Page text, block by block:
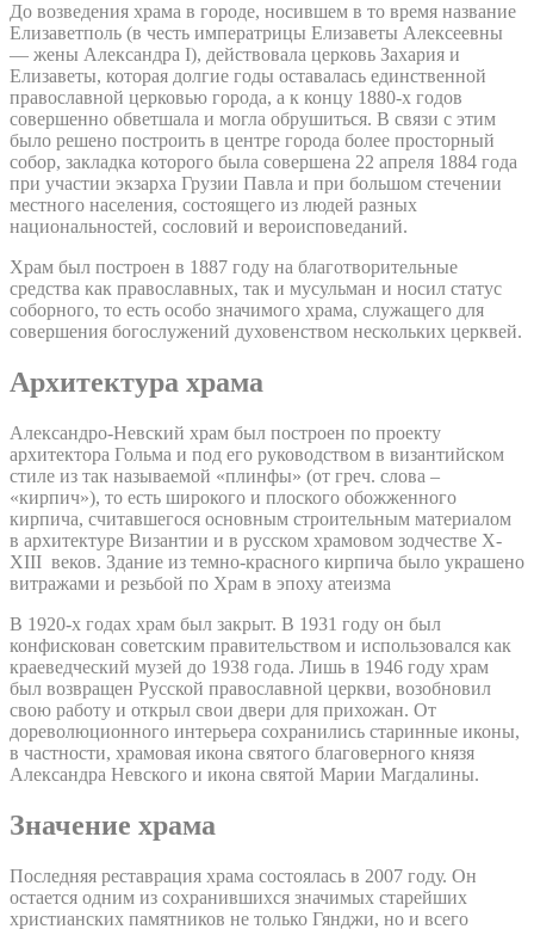
До возведения храма в городе, носившем в то время название
Елизаветполь (в честь императрицы Елизаветы Алексеевны
— жены Александра I), действовала церковь Захария и
Елизаветы, которая долгие годы оставалась единственной
православной церковью города, а к концу 1880-х годов
совершенно обветшала и могла обрушиться. В связи с этим
было решено построить в центре города более просторный
собор, закладка которого была совершена 22 апреля 1884 года
при участии экзарха Грузии Павла и при большом стечении
местного населения, состоящего из людей разных
национальностей, сословий и вероисповеданий.
Храм был построен в 1887 году на благотворительные
средства как православных, так и мусульман и носил статус
соборного, то есть особо значимого храма, служащего для
совершения богослужений духовенством нескольких церквей.
Архитектура храма
Александро-Невский храм был построен по проекту
архитектора Гольма и под его руководством в византийском
стиле из так называемой «плинфы» (от греч. слова –
«кирпич»), то есть широкого и плоского обожженного
кирпича, считавшегося основным строительным материалом
в архитектуре Византии и в русском храмовом зодчестве X-
XIII веков. Здание из темно-красного кирпича было украшено
витражами и резьбой по Храм в эпоху атеизма
В 1920-х годах храм был закрыт. В 1931 году он был
конфискован советским правительством и использовался как
краеведческий музей до 1938 года. Лишь в 1946 году храм
был возвращен Русской православной церкви, возобновил
свою работу и открыл свои двери для прихожан. От
дореволюционного интерьера сохранились старинные иконы,
в частности, храмовая икона святого благоверного князя
Александра Невского и икона святой Марии Магдалины.
Значение храма
Последняя реставрация храма состоялась в 2007 году. Он
остается одним из сохранившихся значимых старейших
христианских памятников не только Гянджи, но и всего